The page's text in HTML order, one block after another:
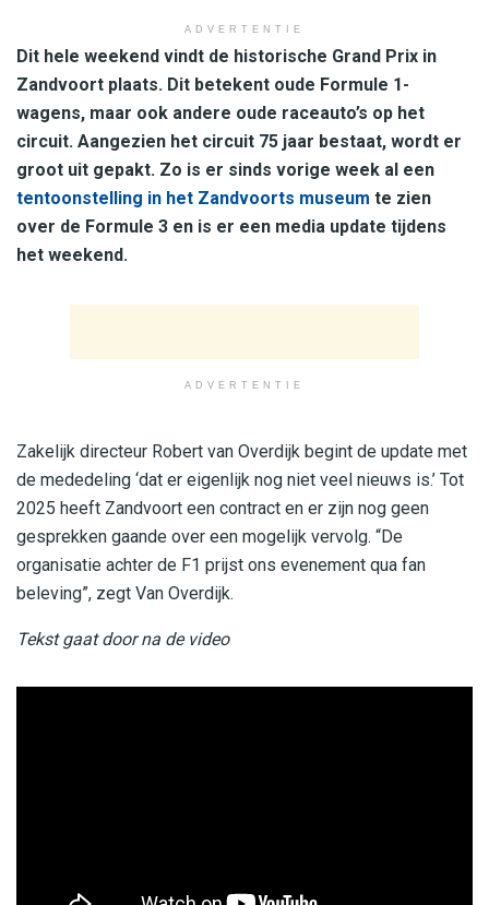
ADVERTENTIE
Dit hele weekend vindt de historische Grand Prix in
Zandvoort plaats. Dit betekent oude Formule 1-
wagens, maar ook andere oude raceauto’s op het
circuit. Aangezien het circuit 75 jaar bestaat, wordt er
groot uit gepakt. Zo is er sinds vorige week al een
tentoonstelling in het Zandvoorts museum te zien
over de Formule 3 en is er een media update tijdens
het weekend.
ADVERTENTIE
Zakelijk directeur Robert van Overdijk begint de update met
de mededeling ‘dat er eigenlijk nog niet veel nieuws is.’ Tot
2025 heeft Zandvoort een contract en er zijn nog geen
gesprekken gaande over een mogelijk vervolg. “De
organisatie achter de F1 prijst ons evenement qua fan
beleving”, zegt Van Overdijk.
Tekst gaat door na de video